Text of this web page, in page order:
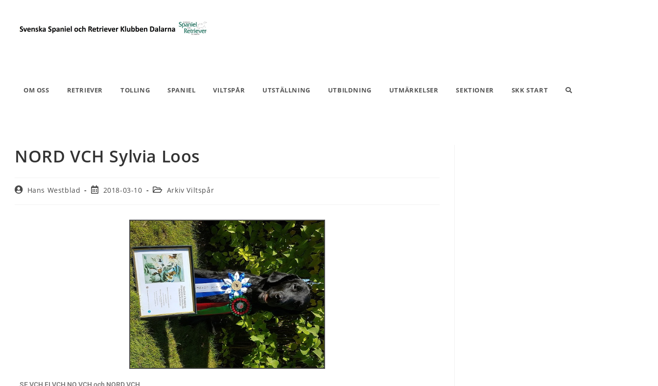
OM OSS RETRIEVER TOLLING SPANIEL VILTSPÅR UTSTÄLLNING UTBILDNING UTMÄRKELSER SEKTIONER SKK START
NORD VCH Sylvia Loos
Hans Westblad 2018-03-10 Arkiv Viltspår
SE VCH FI VCH NO VCH och NORD VCH